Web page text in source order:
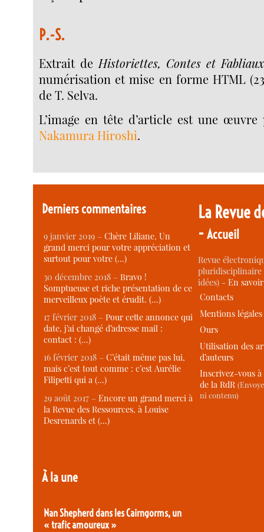
P.-S.
Extrait de Historiettes, Contes et
numérisation et mise en forme HTML
de T. Selva.
L’image en tête d’article est une œuvre
Nakamura Hiroshi.
Derniers commentaires
9 janvier 2019 –Chère Liliane, Un
grand merci pour votre appréciation et
surtout pour votre (…)
30 décembre 2018 –Bravo !
Somptueuse et riche présentation de ce
merveilleux poète et érudit. (…)
17 février 2018 –Pour cette annonce qui
date, j’ai changé d’adresse mail :
contact : (…)
16 février 2018 –C’était même pas lui,
mais c’est tout comme : c’est Aurélie
Filipetti qui a (…)
29 août 2017 –Encore un grand merci à
la Revue des Ressources, à Louise
Desrenards et (…)
À la une
Nan Shepherd dans les Cairngorms, un
« trafic amoureux »
La Revue
-Accueil
Revue
idées) -En
Contacts
Mentions légales
Ours
Utilisation des
d’auteurs
Inscrivez-vous
de la RdR
ni contenu)